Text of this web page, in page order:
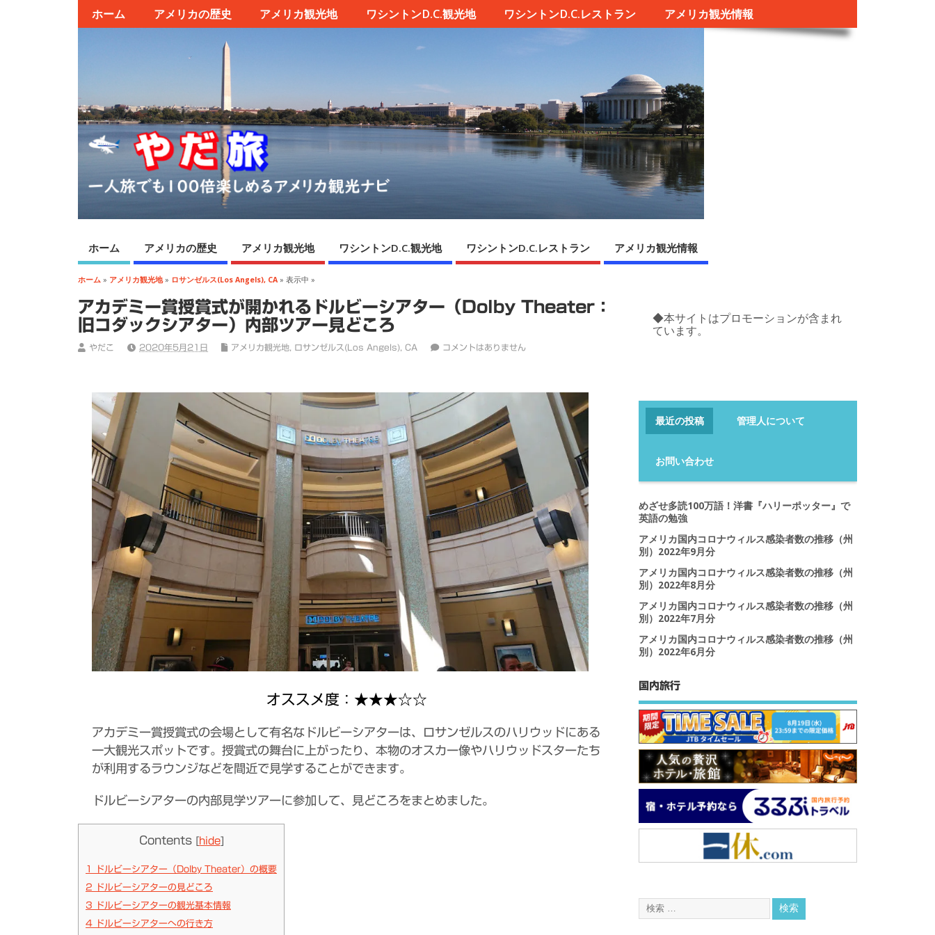
ホーム アメリカの歴史 アメリカ観光地 ワシントンD.C.観光地 ワシントンD.C.レストラン アメリカ観光情報
ホーム アメリカの歴史 アメリカ観光地 ワシントンD.C.観光地 ワシントンD.C.レストラン アメリカ観光情報
ホーム » アメリカ観光地» ロサンゼルス(Los Angels), CA » 表示中 »
アカデミー賞授賞式が開かれるドルビーシアター（Dolby Theater：
旧コダックシアター）内部ツアー見どころ
やだこ 2020年5月21日 アメリカ観光地 ロサンゼルス(Los Angels), CA コメントはありません
オススメ度：★★★☆☆
アカデミー賞授賞式の会場として有名なドルビーシアターは、ロサンゼルスのハリウッドにある
一大観光スポットです。授賞式の舞台に上がったり、本物のオスカー像やハリウッドスターたち
が利用するラウンジなどを間近で見学することができます。
ドルビーシアターの内部見学ツアーに参加して、見どころをまとめました。
Contents [hide]
1
ドルビーシアター（Dolby Theater）の概要
2 ドルビーシアターの見どころ
3 ドルビーシアターの観光基本情報
4 ドルビーシアターへの行き方
◆本サイトはプロモーションが含まれ
ています。
最近の投稿 管理人について
お問い合わせ
めざせ多読100万語！洋書『ハリーポッター』で
英語の勉強
アメリカ国内コロナウィルス感染者数の推移（州
別）2022年9月分
アメリカ国内コロナウィルス感染者数の推移（州
別）2022年8月分
アメリカ国内コロナウィルス感染者数の推移（州
別）2022年7月分
アメリカ国内コロナウィルス感染者数の推移（州
別）2022年6月分
国内旅行